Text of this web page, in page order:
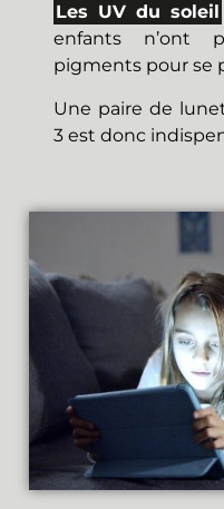
Les UV du soleil
enfants n’ont
pigments pour se
Une paire de
3 est donc